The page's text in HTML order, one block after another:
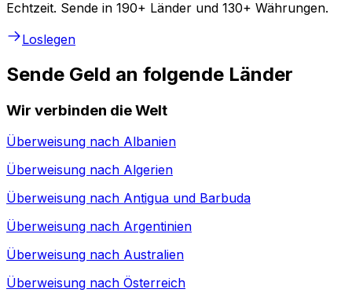
Echtzeit. Sende in 190+ Länder und 130+ Währungen.
Loslegen
Sende Geld an folgende Länder
Wir verbinden die Welt
Überweisung nach Albanien
Überweisung nach Algerien
Überweisung nach Antigua und Barbuda
Überweisung nach Argentinien
Überweisung nach Australien
Überweisung nach Österreich